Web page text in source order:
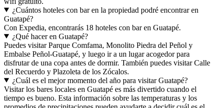
¿Cuántos hoteles con bar en la propiedad podré encontrar en
Guatapé?
Con Expedia, encontrarás 18 hoteles con bar en Guatapé.
¿Qué hacer en Guatapé?
Puedes visitar Parque Comfama, Monolito Piedra del Peñol y
Embalse Peñol-Guatapé, y luego ir a un lugar acogedor para
disfrutar de una copa antes de dormir. También puedes visitar Calle
del Recuerdo y Plazoleta de los Zócalos.
¿Cuál es el mejor momento del año para visitar Guatapé?
Visitar los bares locales en Guatapé es más divertido cuando el
tiempo es bueno. Esta información sobre las temperaturas y los